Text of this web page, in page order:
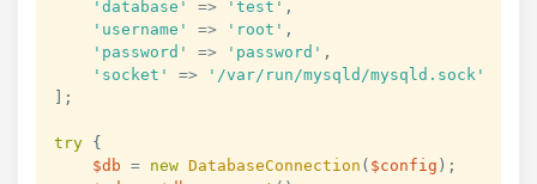
'database'
=> 'test' ,
'username'
=> 'root' ,
'password'
=> 'password' ,
'socket'
=>
'/var/run/mysqld/mysqld.sock'
;
try {
$db = new DatabaseConnection ( $config ) ;